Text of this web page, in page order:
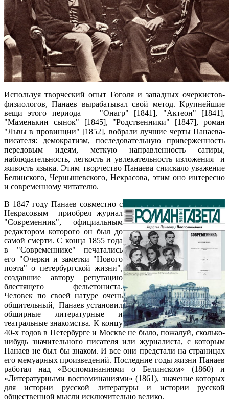
Используя творческий опыт Гоголя и западных очеркистов-
физиологов, Панаев вырабатывал свой метод. Крупнейшие
вещи этого периода — "Онагр" [1841], "Актеон" [1841],
"Маменькин сынок" [1845], "Родственники" [1847], роман
"Львы в провинции" [1852], вобрали лучшие черты Панаева-
писателя: демократизм, последовательную приверженность
передовым идеям, меткую направленность сатиры,
наблюдательность, легкость и увлекательность изложения и
живость языка. Этим творчество Панаева снискало уважение
Белинского, Чернышевского, Некрасова, этим оно интересно
и современному читателю.
В 1847 году Панаев совместно с
Некрасовым приобрел журнал
"Современник", официальным
редактором которого он был до
самой смерти. С конца 1855 года
в "Современнике" печатались
его "Очерки и заметки "Нового
поэта" о петербургской жизни",
создавшие автору репутацию
блестящего фельетониста.
Человек по своей натуре очень
общительный, Панаев установил
обширные литературные и
театральные знакомства. К концу
40-х годов в Петербурге и Москве не было, пожалуй, сколько-
нибудь значительного писателя или журналиста, с которым
Панаев не был бы знаком. И все они предстали на страницах
его мемуарных произведений. Последние годы жизни Панаев
работал над «Воспоминаниями о Белинском» (1860) и
«Литературными воспоминаниями» (1861), значение которых
для истории русской литературы и истории русской
общественной мысли исключительно велико.